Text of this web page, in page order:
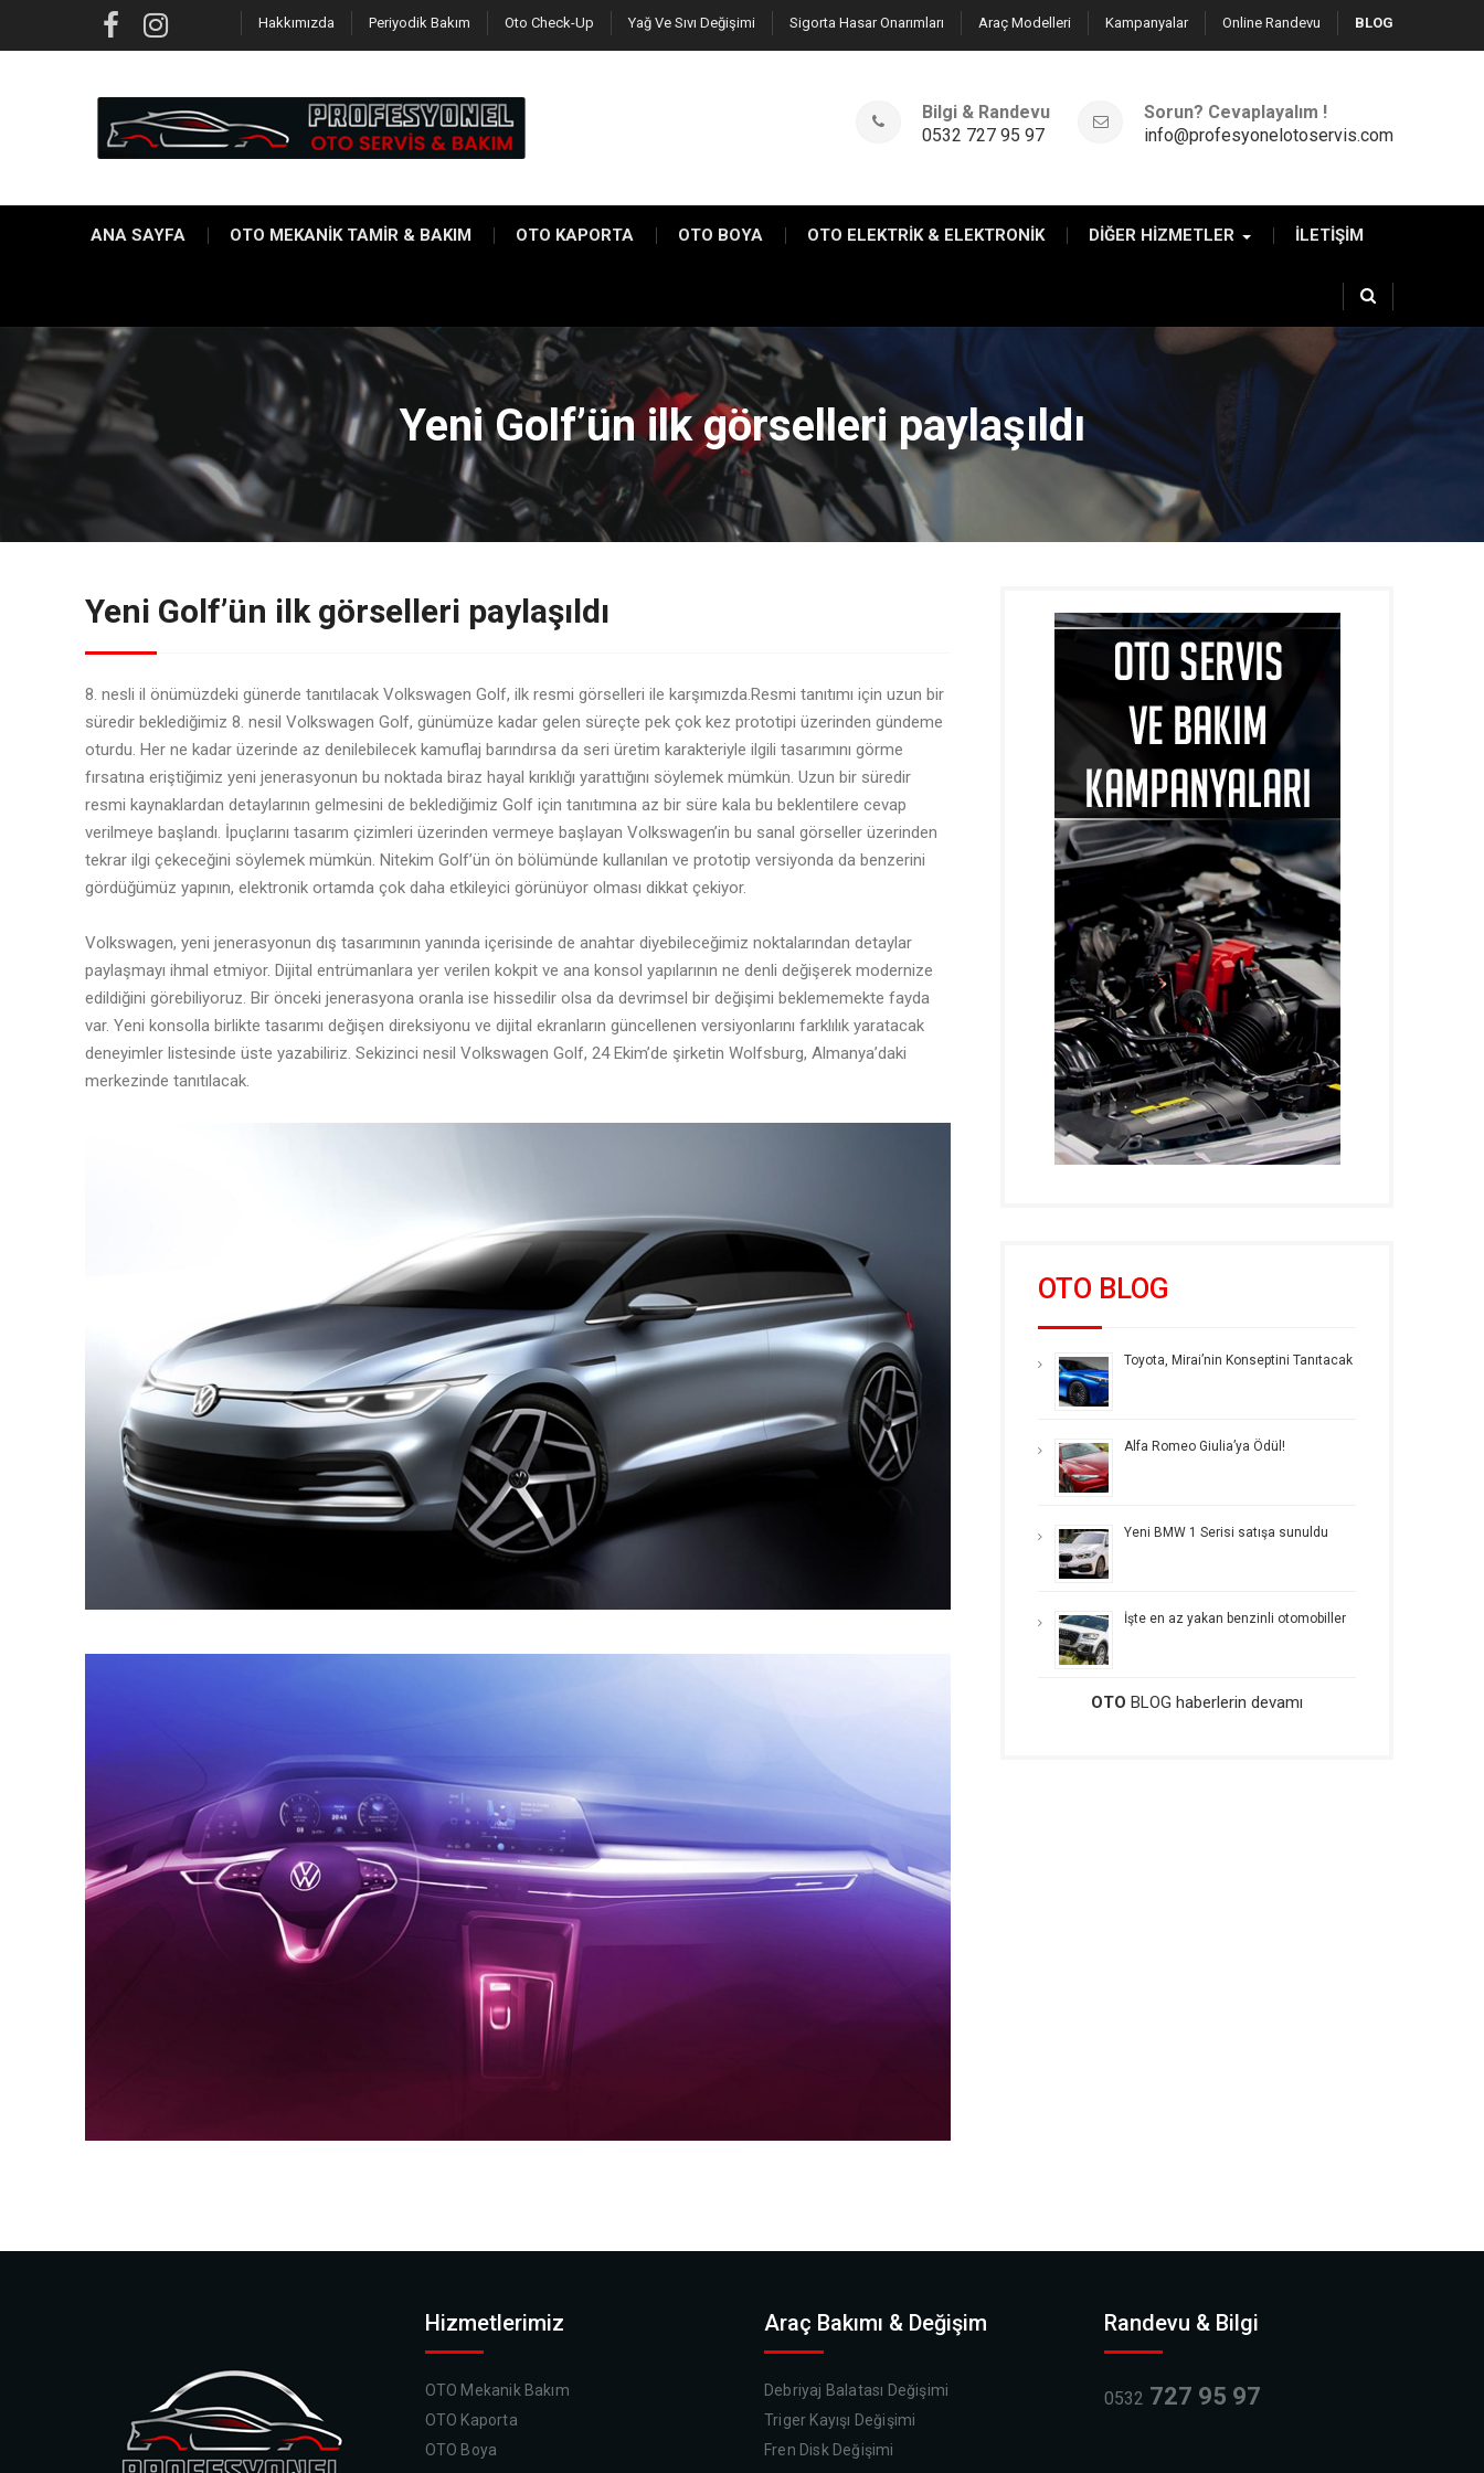
Hakkımızda Periyodik Bakım Oto Check-Up Yağ Ve Sıvı Değişimi Sigorta Hasar Onarımları Araç Modelleri Kampanyalar Online Randevu BLOG
FacebookInstagram
Bilgi & Randevu
0532 727 95 97
Sorun? Cevaplayalım !
info@profesyonelotoservis.com
ANA SAYFA OTO MEKANİK TAMİR & BAKIM OTO KAPORTA OTO BOYA OTO ELEKTRİK & ELEKTRONİK DİĞER HİZMETLER İLETİŞİM
Yeni Golf’ün ilk görselleri paylaşıldı
Yeni Golf’ün ilk görselleri paylaşıldı
8. nesli il önümüzdeki günerde tanıtılacak Volkswagen Golf, ilk resmi görselleri ile karşımızda.Resmi tanıtımı için uzun bir
süredir beklediğimiz 8. nesil Volkswagen Golf, günümüze kadar gelen süreçte pek çok kez prototipi üzerinden gündeme
oturdu. Her ne kadar üzerinde az denilebilecek kamuflaj barındırsa da seri üretim karakteriyle ilgili tasarımını görme
fırsatına eriştiğimiz yeni jenerasyonun bu noktada biraz hayal kırıklığı yarattığını söylemek mümkün. Uzun bir süredir
resmi kaynaklardan detaylarının gelmesini de beklediğimiz Golf için tanıtımına az bir süre kala bu beklentilere cevap
verilmeye başlandı. İpuçlarını tasarım çizimleri üzerinden vermeye başlayan Volkswagen’in bu sanal görseller üzerinden
tekrar ilgi çekeceğini söylemek mümkün. Nitekim Golf’ün ön bölümünde kullanılan ve prototip versiyonda da benzerini
gördüğümüz yapının, elektronik ortamda çok daha etkileyici görünüyor olması dikkat çekiyor.
Volkswagen, yeni jenerasyonun dış tasarımının yanında içerisinde de anahtar diyebileceğimiz noktalarından detaylar
paylaşmayı ihmal etmiyor. Dijital entrümanlara yer verilen kokpit ve ana konsol yapılarının ne denli değişerek modernize
edildiğini görebiliyoruz. Bir önceki jenerasyona oranla ise hissedilir olsa da devrimsel bir değişimi beklememekte fayda
var. Yeni konsolla birlikte tasarımı değişen direksiyonu ve dijital ekranların güncellenen versiyonlarını farklılık yaratacak
deneyimler listesinde üste yazabiliriz. Sekizinci nesil Volkswagen Golf, 24 Ekim’de şirketin Wolfsburg, Almanya’daki
merkezinde tanıtılacak.
OTO BLOG
Toyota, Mirai’nin Konseptini Tanıtacak
Alfa Romeo Giulia’ya Ödül!
Yeni BMW 1 Serisi satışa sunuldu
İşte en az yakan benzinli otomobiller
OTO BLOG haberlerin devamı
Hizmetlerimiz
OTO Mekanik Bakım
OTO Kaporta
OTO Boya
Araç Bakımı & Değişim
Debriyaj Balatası Değişimi
Triger Kayışı Değişimi
Fren Disk Değişimi
Randevu & Bilgi
0532 727 95 97